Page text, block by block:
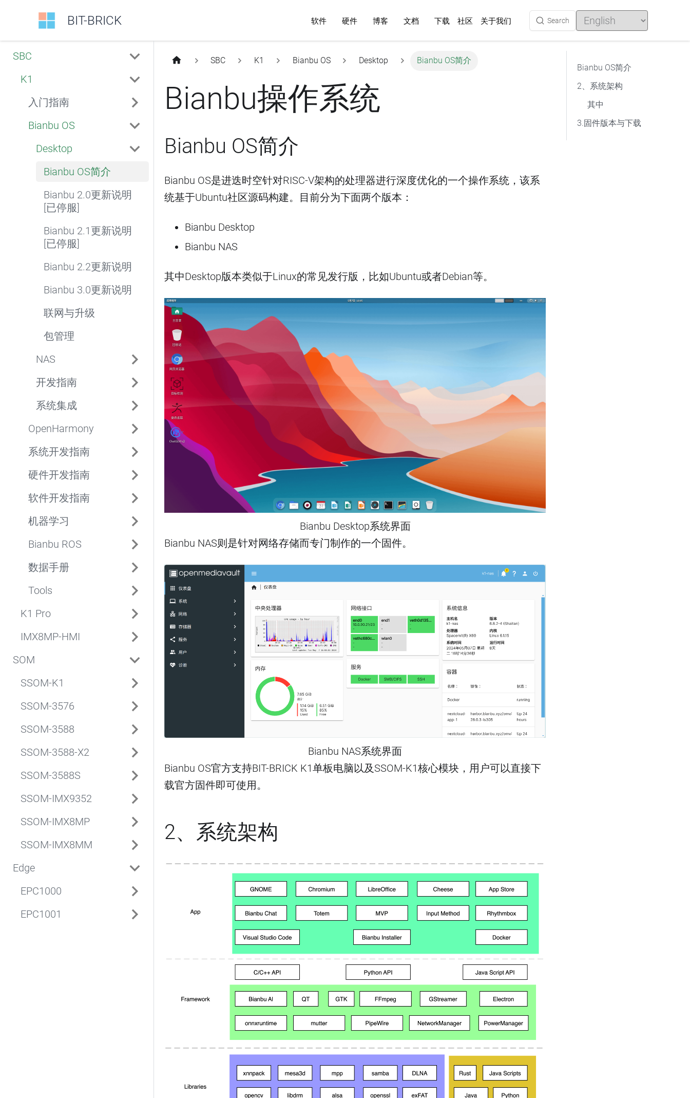
BIT-BRICK 软件 硬件 博客 文档 下载 社区 关于我们 Search
language
SBC
K1
入门指南
Bianbu OS
Desktop
Bianbu OS简介
Bianbu 2.0更新说明
[已停服]
Bianbu 2.1更新说明
[已停服]
Bianbu 2.2更新说明
Bianbu 3.0更新说明
联网与升级
包管理
NAS
开发指南
系统集成
OpenHarmony
系统开发指南
硬件开发指南
软件开发指南
机器学习
Bianbu ROS
数据手册
Tools
K1 Pro
IMX8MP-HMI
SOM
SSOM-K1
SSOM-3576
SSOM-3588
SSOM-3588-X2
SSOM-3588S
SSOM-IMX9352
SSOM-IMX8MP
SSOM-IMX8MM
Edge
EPC1000
EPC1001
SBC K1 Bianbu OS Desktop Bianbu OS简介
Bianbu操作系统
Bianbu OS简介
Bianbu OS是进迭时空针对RISC-V架构的处理器进行深度优化的一个操作系统，该系
统基于Ubuntu社区源码构建。目前分为下面两个版本：
Bianbu Desktop
Bianbu NAS
其中Desktop版本类似于Linux的常见发行版，比如Ubuntu或者Debian等。
Bianbu Desktop系统界面
Bianbu NAS则是针对网络存储而专门制作的一个固件。
Bianbu NAS系统界面
Bianbu OS官方支持BIT-BRICK K1单板电脑以及SSOM-K1核心模块，用户可以直接下
载官方固件即可使用。
2、系统架构
Bianbu OS简介
2、系统架构
其中
3.固件版本与下载